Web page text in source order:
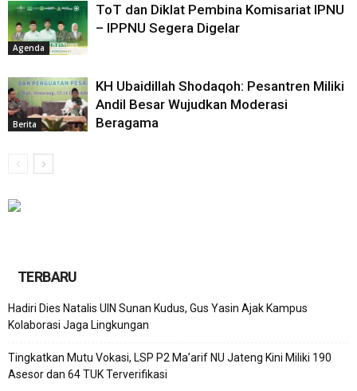
Agenda
ToT dan Diklat Pembina Komisariat IPNU
– IPPNU Segera Digelar
Berita
KH Ubaidillah Shodaqoh: Pesantren Miliki
Andil Besar Wujudkan Moderasi
Beragama
TERBARU
Hadiri Dies Natalis UIN Sunan Kudus, Gus Yasin Ajak Kampus
Kolaborasi Jaga Lingkungan
Tingkatkan Mutu Vokasi, LSP P2 Ma’arif NU Jateng Kini Miliki 190
Asesor dan 64 TUK Terverifikasi